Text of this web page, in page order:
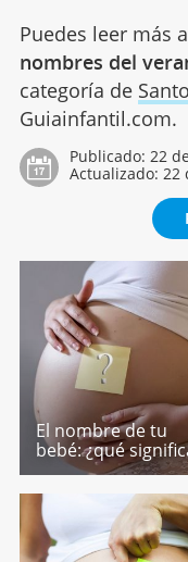
Puedes leer más
nombres del
categoría de
Guiainfantil.com.
Publicado: 22
Actualizado: 22
El nombre de tu
bebé: ¿qué